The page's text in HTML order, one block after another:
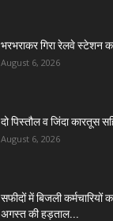
भरभराकर गिरा रेलवे स्टेशन
August 6, 2026
दो पिस्तौल व जिंदा कारतूस
August 6, 2026
सफीदों में बिजली कर्मचारियों
अगस्त की हड़ताल...